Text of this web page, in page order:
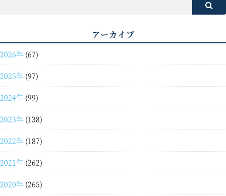
アーカイブ
2026年 (67)
2025年 (97)
2024年 (99)
2023年 (138)
2022年 (187)
2021年 (262)
2020年 (265)